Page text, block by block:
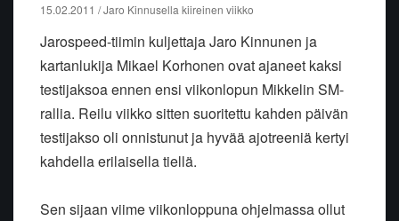
15.02.2011 / Jaro Kinnusella kiireinen viikko
Jarospeed-tiimin kuljettaja Jaro Kinnunen ja
kartanlukija Mikael Korhonen ovat ajaneet kaksi
testijaksoa ennen ensi viikonlopun Mikkelin SM-
rallia. Reilu viikko sitten suoritettu kahden päivän
testijakso oli onnistunut ja hyvää ajotreeniä kertyi
kahdella erilaisella tiellä.
Sen sijaan viime viikonloppuna ohjelmassa ollut